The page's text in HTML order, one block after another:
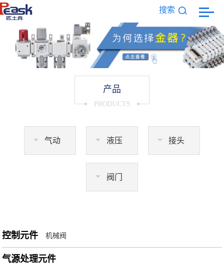
搜索
产品
PRODUCTS
气动 液压 接头
阀门
控制元件 机械阀
气源处理元件